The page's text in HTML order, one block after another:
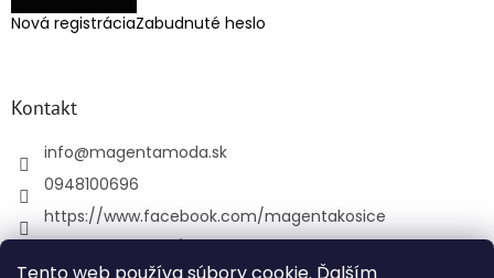
Nová registráciaZabudnuté heslo
Kontakt
info@magentamoda.sk
0948100696
https://www.facebook.com/magentakosice